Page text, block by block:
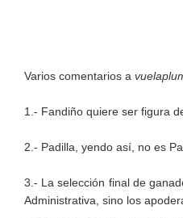
Varios comentarios a
1.- Fandiño quiere ser figura
2.- Padilla, yendo así, no es
3.- La selección final de
Administrativa, sino los